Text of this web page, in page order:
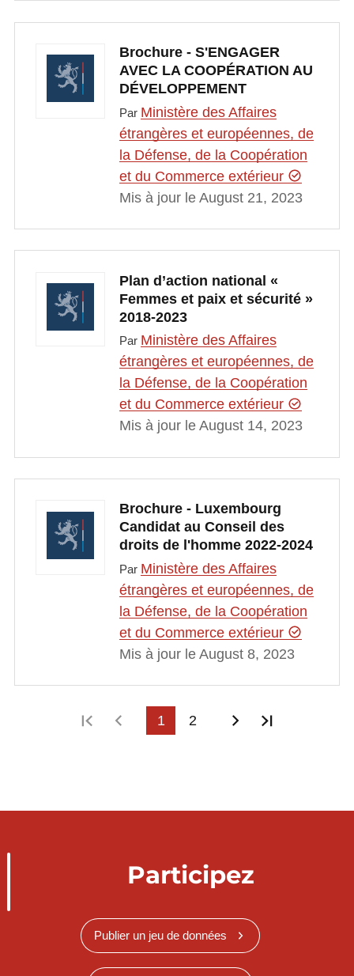
Brochure - S'ENGAGER
AVEC LA COOPÉRATION AU
DÉVELOPPEMENT
Par Ministère des Affaires
étrangères et européennes, de
la Défense, de la Coopération
et du Commerce extérieur
Mis à jour le August 21, 2023
Plan d’action national «
Femmes et paix et sécurité »
2018-2023
Par Ministère des Affaires
étrangères et européennes, de
la Défense, de la Coopération
et du Commerce extérieur
Mis à jour le August 14, 2023
Brochure - Luxembourg
Candidat au Conseil des
droits de l'homme 2022-2024
Par Ministère des Affaires
étrangères et européennes, de
la Défense, de la Coopération
et du Commerce extérieur
Mis à jour le August 8, 2023
Première page
Page précédente
1 2 Page suivante
Participez
Publier un jeu de données